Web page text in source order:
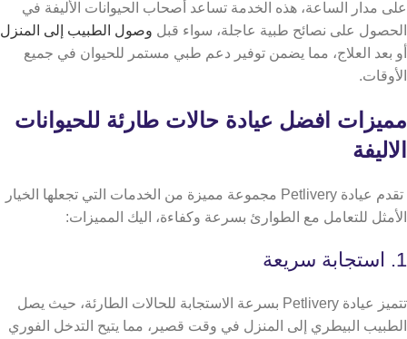
على مدار الساعة، هذه الخدمة تساعد أصحاب الحيوانات الأليفة في
الحصول على نصائح طبية عاجلة، سواء قبل وصول الطبيب إلى المنزل
أو بعد العلاج، مما يضمن توفير دعم طبي مستمر للحيوان في جميع
الأوقات.
مميزات افضل عيادة حالات طارئة للحيوانات
الاليفة
تقدم عيادة Petlivery مجموعة مميزة من الخدمات التي تجعلها الخيار
الأمثل للتعامل مع الطوارئ بسرعة وكفاءة، اليك المميزات:
1. استجابة سريعة
تتميز عيادة Petlivery بسرعة الاستجابة للحالات الطارئة، حيث يصل
الطبيب البيطري إلى المنزل في وقت قصير، مما يتيح التدخل الفوري